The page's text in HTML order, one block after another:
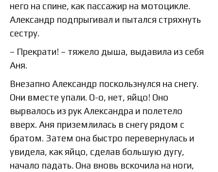
него на спине, как пассажир на мотоцикле.
Александр подпрыгивал и пытался стряхнуть
сестру.
– Прекрати! – тяжело дыша, выдавила из себя
Аня.
Внезапно Александр поскользнулся на снегу.
Они вместе упали. О-о, нет, яйцо! Оно
вырвалось из рук Александра и полетело
вверх. Аня приземлилась в снегу рядом с
братом. Затем она быстро перевернулась и
увидела, как яйцо, сделав большую дугу,
начало падать. Она вновь вскочила на ноги,